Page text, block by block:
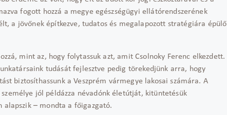
fogott hozzá a megye egészségügyi ellátórendszerének
a jövőnek építkezve, tudatos és megalapozott stratégiára épülő
mint az, hogy folytassuk azt, amit Csolnoky Ferenc elkezdett.
tudását fejlesztve pedig törekedjünk arra, hogy
biztosíthassunk a Veszprém vármegye lakosai számára. A
jól példázza névadónk életútját, kitüntetésük
alapszik – mondta a főigazgató.